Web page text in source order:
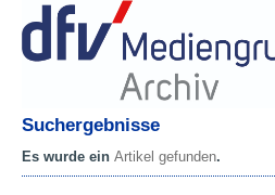
Suchergebnisse
Es wurde ein Artikel gefunden.